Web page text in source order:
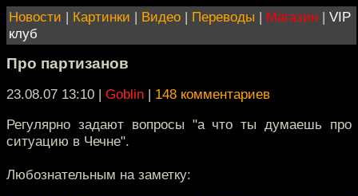
Новости | Картинки | Видео | Переводы | Магазин | VIP
клуб
Про партизанов
23.08.07 13:10 | Goblin | 148 комментариев
Регулярно задают вопросы "а что ты думаешь про
ситуацию в Чечне".
Любознательным на заметку: